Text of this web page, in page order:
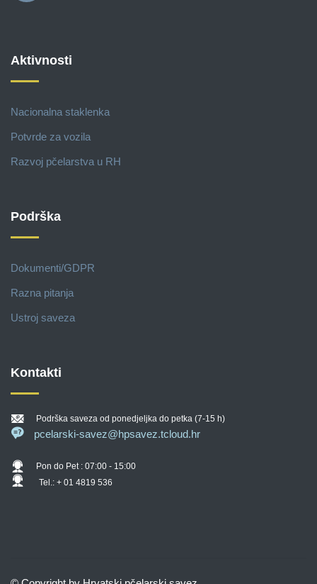
Aktivnosti
Nacionalna staklenka
Potvrde za vozila
Razvoj pčelarstva u RH
Podrška
Dokumenti/GDPR
Razna pitanja
Ustroj saveza
Kontakti
Podrška saveza od ponedjeljka do petka (7-15 h)
pcelarski-savez@hpsavez.tcloud.hr
Pon do Pet : 07:00 - 15:00
Tel.: + 01 4819 536